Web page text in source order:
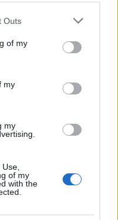
one or more Google
You may click to
its third-party tags to
in below Google
Outs
of my
my
my
of my
with the
il metodo gym lips